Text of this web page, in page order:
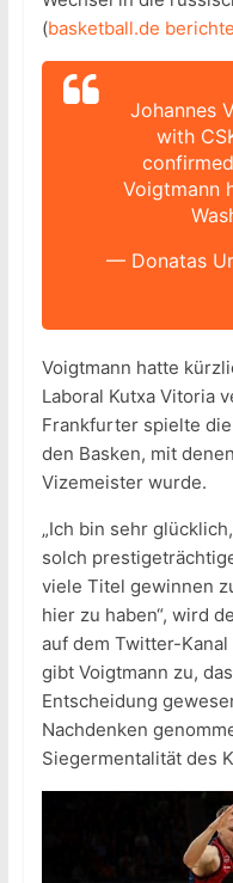
(basketball.de
Johannes
with
Voigtmann
— Donatas
Voigtmann hatte
Laboral Kutxa Vitoria
Frankfurter spielte
den Basken, mit
Vizemeister wurde.
„Ich bin sehr
solch
viele Titel gewinnen
hier zu haben“, wird
auf dem Twitter-
gibt Voigtmann zu,
Entscheidung
Nachdenken
Siegermentalität des